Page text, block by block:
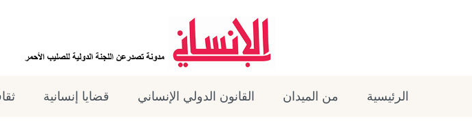
الرئيسية من الميدان القانون الدولي الإنساني قضايا إنسانية